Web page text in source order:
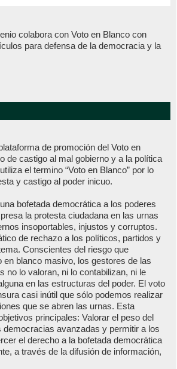
colabora con Voto en Blanco con
para defensa de la democracia y la
de promoción del Voto en
de castigo al mal gobierno y a la política
el termino “Voto en Blanco” por lo
y castigo al poder inicuo.
bofetada democrática a los poderes
la protesta ciudadana en las urnas
insoportables, injustos y corruptos.
de rechazo a los políticos, partidos y
Conscientes del riesgo que
en blanco masivo, los gestores de las
no lo valoran, ni lo contabilizan, ni le
en las estructuras del poder. El voto
casi inútil que sólo podemos realizar
que se abren las urnas. Esta
principales: Valorar el peso del
democracias avanzadas y permitir a los
el derecho a la bofetada democrática
a través de la difusión de información,